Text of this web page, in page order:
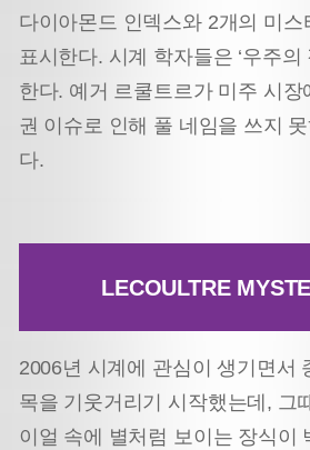
다이아몬드 인덱스와 2개의 미
표시한다. 시계 학자들은 ‘우주의
한다. 예거 르쿨트르가 미주 시장
권 이슈로 인해 풀 네임을 쓰지
다.
LECOULTRE
2006년 시계에 관심이 생기면서
목을 기웃거리기 시작했는데, 그
이얼 속에 별처럼 보이는 장식이